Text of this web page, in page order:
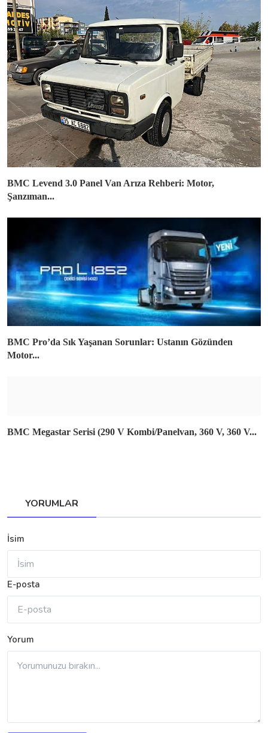
BMC Levend 3.0 Panel Van Arıza Rehberi: Motor,
Şanzıman...
BMC Pro’da Sık Yaşanan Sorunlar: Ustanın Gözünden
Motor...
BMC Megastar Serisi (290 V Kombi/Panelvan, 360 V, 360 V...
YORUMLAR
İsim
E-posta
Yorum